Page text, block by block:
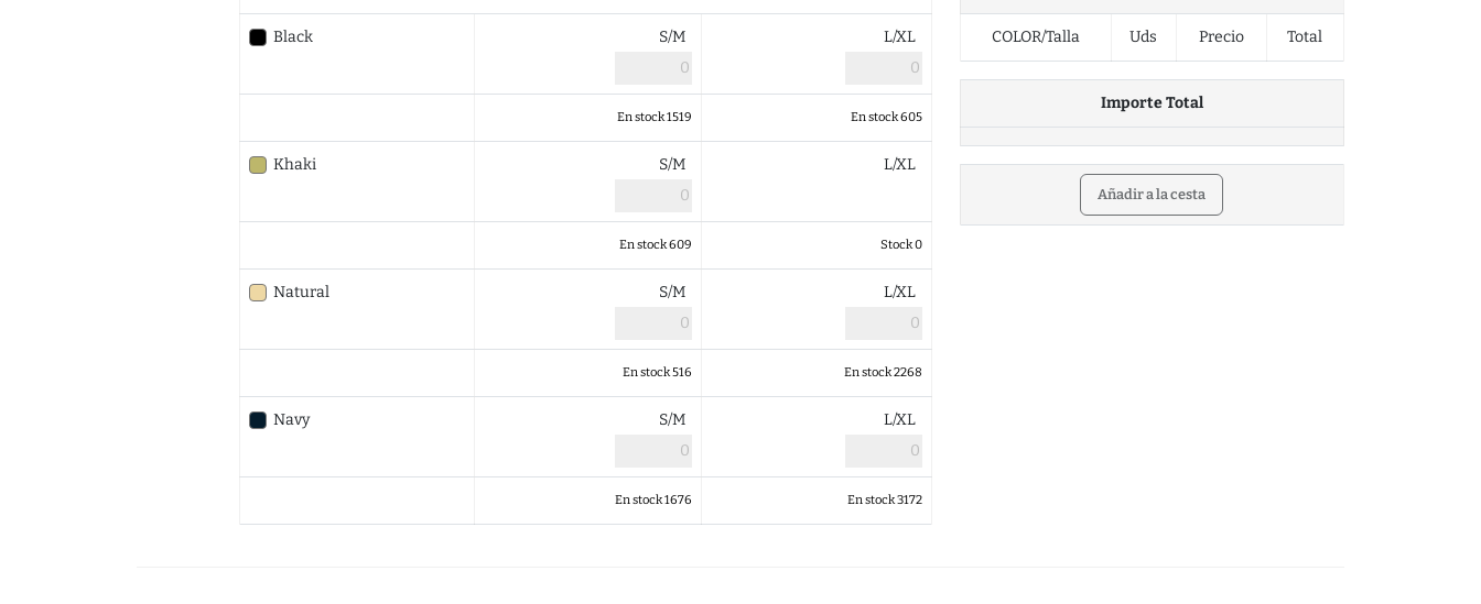
Black S/M L/XL
En stock 1519 En stock 605
Khaki S/M L/XL
En stock 609 Stock 0
Natural S/M L/XL
En stock 516 En stock 2268
Navy S/M L/XL
En stock 1676 En stock 3172
COLOR/Talla Uds Precio Total
Importe Total
Añadir a la cesta